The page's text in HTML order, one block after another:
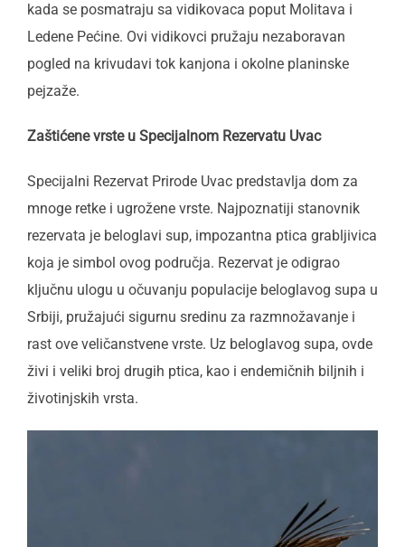
kada se posmatraju sa vidikovaca poput Molitava i
Ledene Pećine. Ovi vidikovci pružaju nezaboravan
pogled na krivudavi tok kanjona i okolne planinske
pejzaže.
Zaštićene vrste u Specijalnom Rezervatu Uvac
Specijalni Rezervat Prirode Uvac predstavlja dom za
mnoge retke i ugrožene vrste. Najpoznatiji stanovnik
rezervata je beloglavi sup, impozantna ptica grabljivica
koja je simbol ovog područja. Rezervat je odigrao
ključnu ulogu u očuvanju populacije beloglavog supa u
Srbiji, pružajući sigurnu sredinu za razmnožavanje i
rast ove veličanstvene vrste. Uz beloglavog supa, ovde
živi i veliki broj drugih ptica, kao i endemičnih biljnih i
životinjskih vrsta.